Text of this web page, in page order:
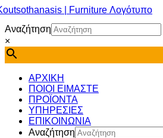
Μετάβαση
περιεχόμενο
Αναζήτηση
×
ΑΡΧΙΚΗ
ΠΟΙΟΙ ΕΙΜΑΣΤΕ
ΠΡΟΪΟΝΤΑ
ΥΠΗΡΕΣΙΕΣ
ΕΠΙΚΟΙΝΩΝΙΑ
Αναζήτηση